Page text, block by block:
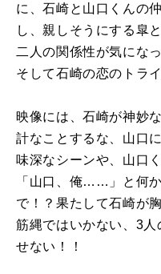
に、石崎と山口くんの
し、親しそうにする皐
二人の関係性が気にな
そして石崎の恋のトラ
映像には、石崎が神妙
計なことするな、山口
味深なシーンや、山口
「山口、俺……」と何
で！？果たして石崎が
筋縄ではいかない、3
せない！！